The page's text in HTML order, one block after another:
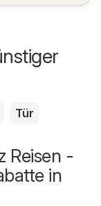
Tür
Reisen -
in